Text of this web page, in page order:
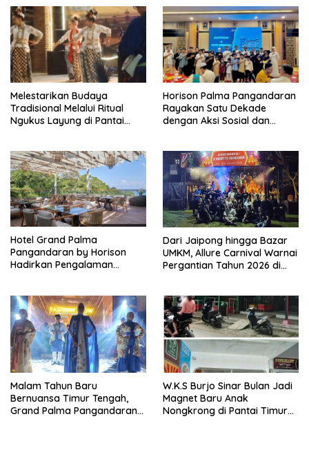
Melestarikan Budaya
Tradisional Melalui Ritual
Ngukus Layung di Pantai
Horison Palma Pangandaran
Rayakan Satu Dekade
dengan Aksi Sosial dan
Hotel Grand Palma
Pangandaran by Horison
Hadirkan Pengalaman
Dari Jaipong hingga Bazar
UMKM, Allure Carnival Warnai
Pergantian Tahun 2026 di
Malam Tahun Baru
Bernuansa Timur Tengah,
Grand Palma Pangandaran
W.K.S Burjo Sinar Bulan Jadi
Magnet Baru Anak
Nongkrong di Pantai Timur